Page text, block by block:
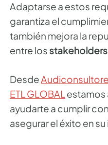
Adaptarse a estos
garantiza el
también mejora la
entre los
Desde
ETLGLOBALestamos
ayudarte a cumplir
asegurar el éxito en